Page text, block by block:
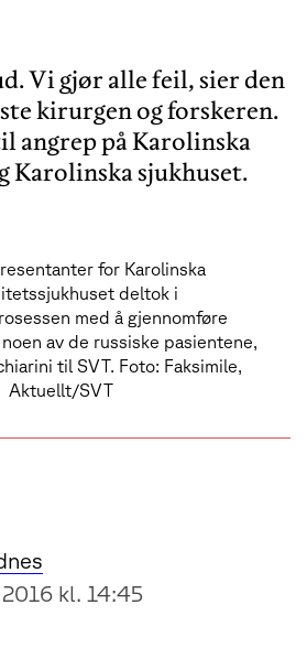
Vi gjør alle feil, sier den
kirurgen og forskeren.
angrep på Karolinska
Karolinska sjukhuset.
for Karolinska
deltok i
med å gjennomføre
av de russiske pasientene,
til SVT. Foto: Faksimile,
Aktuellt/SVT
kl. 14:45